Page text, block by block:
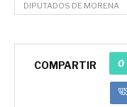
DIPUTADOS DE MORENA
COMPARTIR 0